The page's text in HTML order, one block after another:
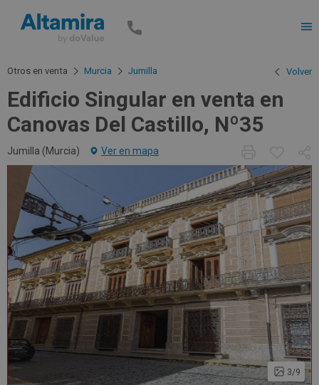
Otros en venta Murcia Jumilla Volver
Edificio Singular en venta en
Canovas Del Castillo, Nº35
Jumilla (Murcia) Ver en mapa
3/9